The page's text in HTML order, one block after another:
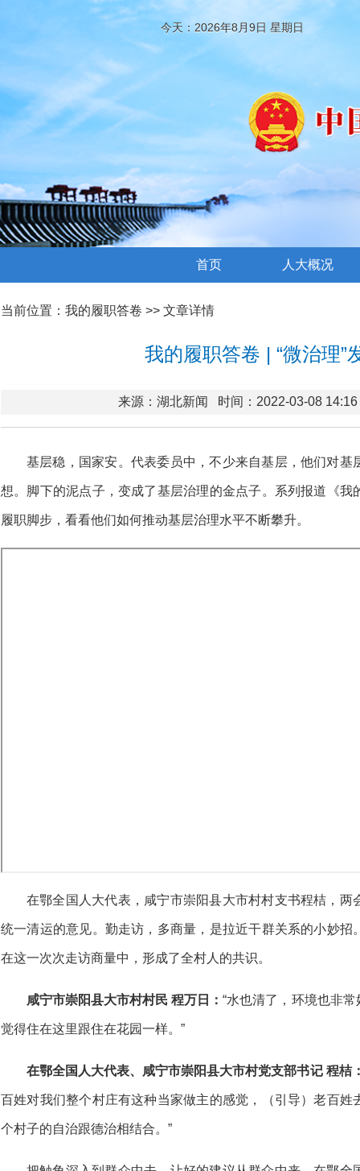
今天：2026年8月9日 星期日
首页 人大概况
当前位置： 我的履职答卷 >> 文章详情
我的履职答卷 | “微治理”
来源：湖北新闻 时间：2022-03-08 14:16
基层稳，国家安。代表委员中，不少来自基层，他们对
想。脚下的泥点子，变成了基层治理的金点子。系列报道《
履职脚步，看看他们如何推动基层治理水平不断攀升。
在鄂全国人大代表，咸宁市崇阳县大市村村支书程桔，
统一清运的意见。勤走访，多商量，是拉近干群关系的小妙
在这一次次走访商量中，形成了全村人的共识。
咸宁市崇阳县大市村村民 程万日：“水也清了，环境也非
觉得住在这里跟住在花园一样。”
在鄂全国人大代表、咸宁市崇阳县大市村党支部书记 程桔
百姓对我们整个村庄有这种当家做主的感觉，（引导）老百
个村子的自治跟德治相结合。”